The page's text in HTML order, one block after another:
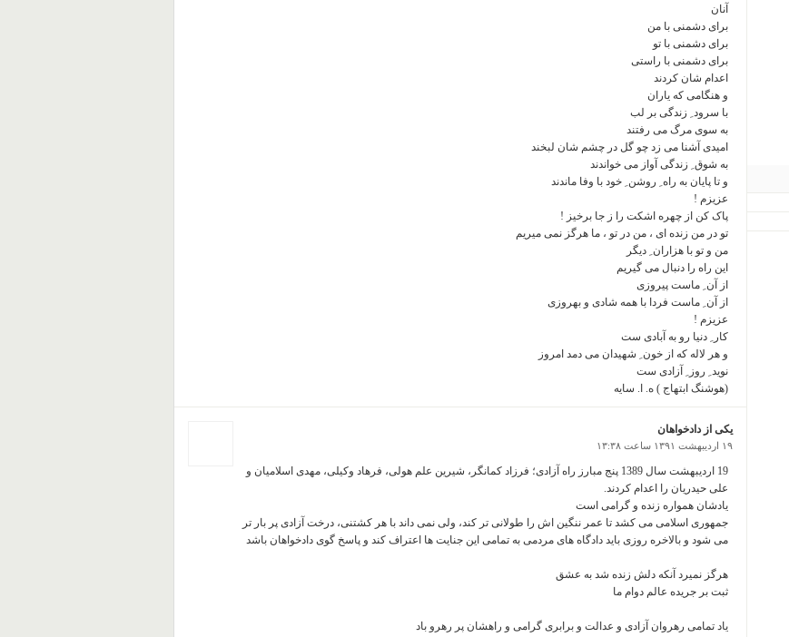
آنان
برای دشمنی با من
برای دشمنی با تو
برای دشمنی با راستی
اعدام شان کردند
و هنگامی که یاران
با سرود ِ زندگی بر لب
به سوی مرگ می رفتند
امیدی آشنا می زد چو گل در چشم شان لبخند
به شوق ِ زندگی آواز می خواندند
و تا پایان به راه ِ روشن ِ خود با وفا ماندند
عزیزم !
پاک کن از چهره اشکت را ز جا برخیز !
تو در من زنده ای ، من در تو ، ما هرگز نمی میریم
من و تو با هزاران ِ دیگر
این راه را دنبال می گیریم
از آن ِ ماست پیروزی
از آن ِ ماست فردا با همه شادی و بهروزی
عزیزم !
کار ِ دنیا رو به آبادی ست
و هر لاله که از خون ِ شهیدان می دمد امروز
نوید ِ روز ِ آزادی ست
(هوشنگ ابتهاج ) ه. ا. سایه
یکی از دادخواهان
۱۹ اردیبهشت ۱۳۹۱ ساعت ۱۳:۳۸
19 اردیبهشت سال 1389 پنج مبارز راه آزادی؛ فرزاد کمانگر، شیرین علم هولی، فرهاد وکیلی، مهدی اسلامیان و
علی حیدریان را اعدام کردند.
یادشان همواره زنده و گرامی است
جمهوری اسلامی می کشد تا عمر ننگین اش را طولانی تر کند، ولی نمی داند با هر کشتنی، درخت آزادی پر بار تر
می شود و بالاخره روزی باید دادگاه های مردمی به تمامی این جنایت ها اعتراف کند و پاسخ گوی دادخواهان باشد
هرگز نمیرد آنکه دلش زنده شد به عشق
ثبت بر جریده عالم دوام ما
یاد تمامی رهروان آزادی و عدالت و برابری گرامی و راهشان پر رهرو باد